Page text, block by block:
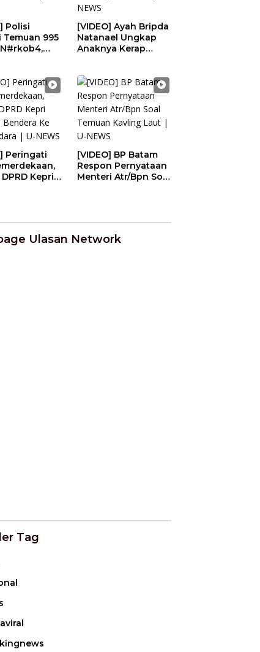
Polisi
Temuan 995
| U-NEWS
[VIDEO] Ayah Bripda
Natanael Ungkap
Anaknya Kerap
U-NEWS
Peringati
Kepri
[VIDEO] BP Batam
Respon Pernyataan
Menteri Atr/Bpn Soal
Ulasan Network
Tag